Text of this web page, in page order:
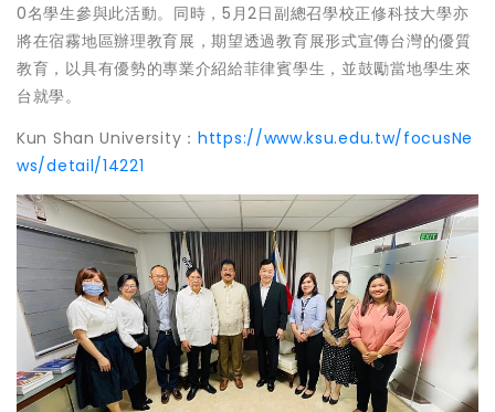
0名學生參與此活動。同時，5月2日副總召學校正修科技大學亦
將在宿霧地區辦理教育展，期望透過教育展形式宣傳台灣的優質
教育，以具有優勢的專業介紹給菲律賓學生，並鼓勵當地學生來
台就學。
Kun Shan University： https://www.ksu.edu.tw/focusNe
ws/detail/14221